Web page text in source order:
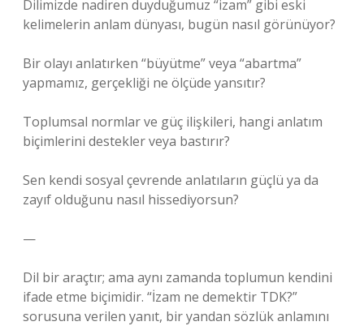
Dilimizde nadiren duyduğumuz “izam” gibi eski
kelimelerin anlam dünyası, bugün nasıl görünüyor?
Bir olayı anlatırken “büyütme” veya “abartma”
yapmamız, gerçekliği ne ölçüde yansıtır?
Toplumsal normlar ve güç ilişkileri, hangi anlatım
biçimlerini destekler veya bastırır?
Sen kendi sosyal çevrende anlatıların güçlü ya da
zayıf olduğunu nasıl hissediyorsun?
—
Dil bir araçtır; ama aynı zamanda toplumun kendini
ifade etme biçimidir. “İzam ne demektir TDK?”
sorusuna verilen yanıt, bir yandan sözlük anlamını